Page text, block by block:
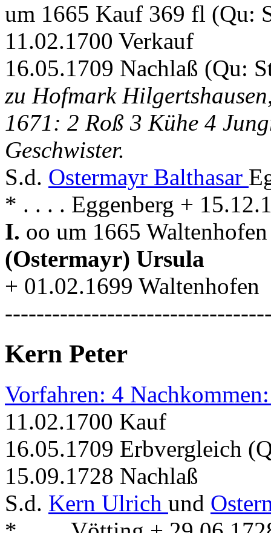
um 1665 Kauf 369 fl (Qu:
11.02.1700 Verkauf
16.05.1709 Nachlaß (Qu:
zu Hofmark
1671: 2 Roß 3 Kühe 4
Geschwister.
S.d. Ostermayr Balthasar
* . . . . Eggenberg +
I. oo um 1665
(Ostermayr) Ursula
+ 01.02.1699 Waltenhofen
Kern Peter
Vorfahren: 4
11.02.1700 Kauf
16.05.1709 Erbvergleich
15.09.1728 Nachlaß
S.d. Kern Ulrich und